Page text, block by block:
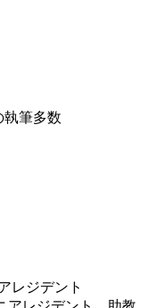
執筆多数
レジデント